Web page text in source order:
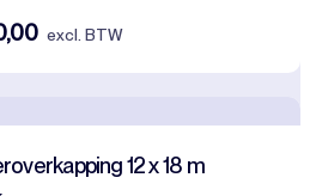
excl. BTW
12 x 18 m